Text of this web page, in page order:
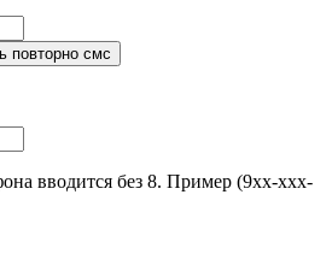
вводится без 8. Пример (9хх-ххх-